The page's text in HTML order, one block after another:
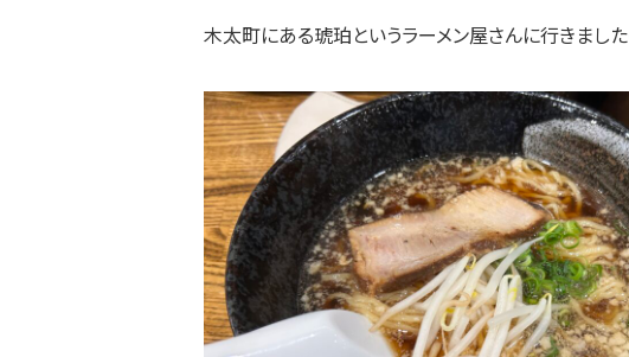
木太町にある琥珀というラーメン屋さんに行きました